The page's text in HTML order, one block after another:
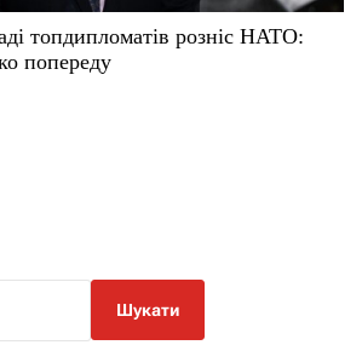
топдипломатів розніс НАТО:
попереду